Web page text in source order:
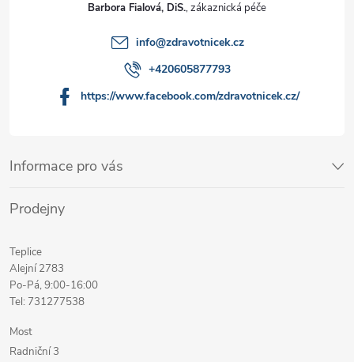
Informace pro vás
Prodejny
Teplice
Alejní 2783
Po-Pá, 9:00-16:00
Tel: 731277538
Most
Radniční 3
Barbora Fialová, DiS.
info@zdravotnicek.cz
+420605877793
https://www.facebook.com/zdravotnicek.cz/